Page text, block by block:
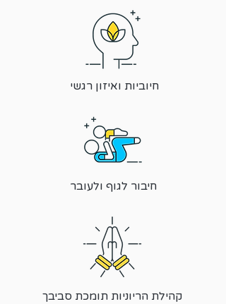
חיוביות ואיזון רגשי
חיבור לגוף ולעובר
קהילת הריוניות תומכת סביבך